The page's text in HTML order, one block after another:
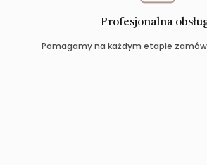
Profesjonalna
Pomagamy na każdym etapie